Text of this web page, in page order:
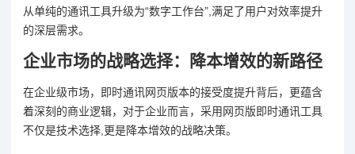
从单纯的通讯工具升级为“数字工作台”,满足了用户对效率提升
的深层需求。
企业市场的战略选择：降本增效的新路径
在企业级市场，即时通讯网页版本的接受度提升背后，更蕴含
着深刻的商业逻辑，对于企业而言，采用网页版即时通讯工具
不仅是技术选择,更是降本增效的战略决策。